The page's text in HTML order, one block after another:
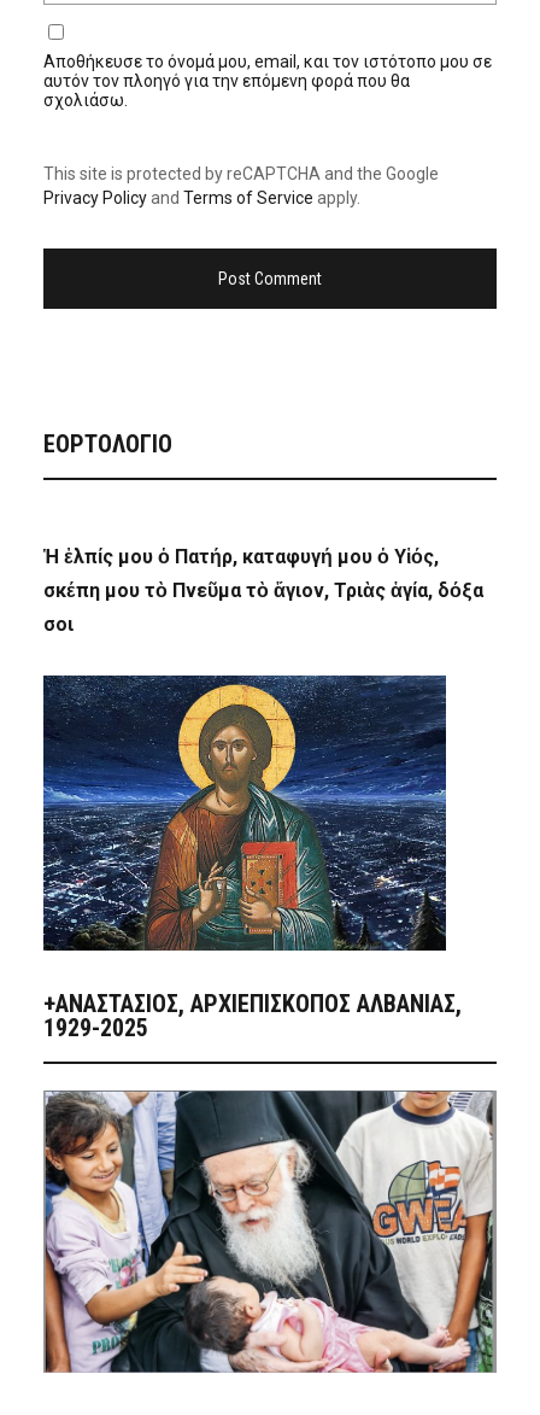
Αποθήκευσε το όνομά μου, email, και τον ιστότοπο μου σε
αυτόν τον πλοηγό για την επόμενη φορά που θα
σχολιάσω.
This site is protected by reCAPTCHA and the Google
Privacy Policyand Terms of Service apply.
ΕΟΡΤΟΛΟΓΙΟ
Ἡ ἐλπίς μου ὁ Πατήρ, καταφυγή μου ὁ Υἱός,
σκέπη μου τὸ Πνεῦμα τὸ ἅγιον, Τριὰς ἁγία, δόξα
σοι
+ΑΝΑΣΤΆΣΙΟΣ, ΑΡΧΙΕΠΊΣΚΟΠΟΣ ΑΛΒΑΝΊΑΣ,
1929-2025